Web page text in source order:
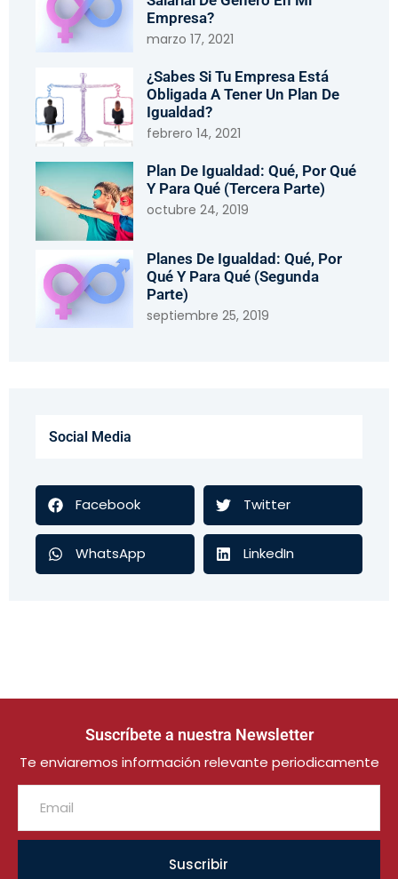
Empresa?
marzo 17, 2021
¿Sabes Si Tu Empresa Está
Obligada A Tener Un Plan De
Igualdad?
febrero 14, 2021
Plan De Igualdad: Qué, Por Qué
Y Para Qué (tercera Parte)
octubre 24, 2019
Planes De Igualdad: Qué, Por
Qué Y Para Qué (segunda
Parte)
septiembre 25, 2019
Social Media
Facebook Twitter
WhatsApp LinkedIn
Suscríbete a nuestra Newsletter
Te enviaremos información relevante periodicamente
Suscribir